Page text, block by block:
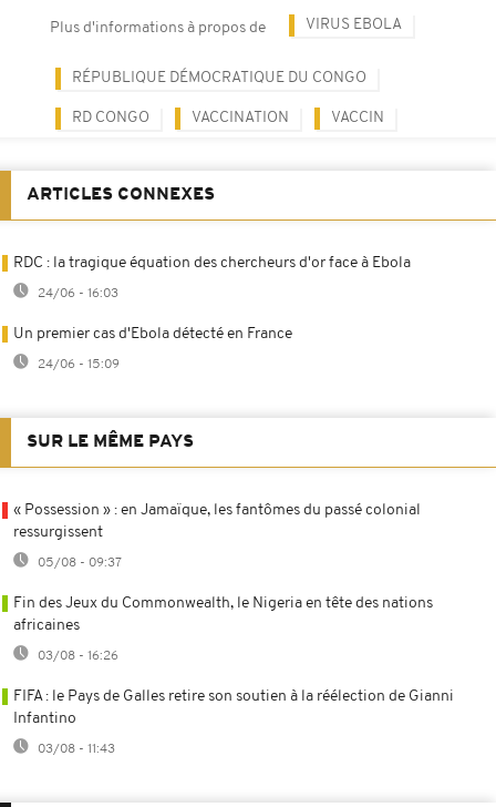
Plus d'informations à propos de VIRUS EBOLA
RÉPUBLIQUE DÉMOCRATIQUE DU CONGO
RD CONGO VACCINATION VACCIN
ARTICLES CONNEXES
RDC : la tragique équation des chercheurs d'or face à Ebola
24/06 - 16:03
Un premier cas d'Ebola détecté en France
24/06 - 15:09
SUR LE MÊME PAYS
« Possession » : en Jamaïque, les fantômes du passé colonial
ressurgissent
05/08 - 09:37
Fin des Jeux du Commonwealth, le Nigeria en tête des nations
africaines
03/08 - 16:26
FIFA : le Pays de Galles retire son soutien à la réélection de Gianni
Infantino
03/08 - 11:43